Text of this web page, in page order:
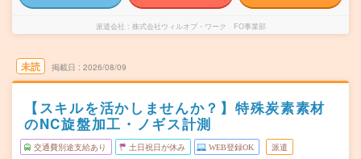
派遣会社 株式会社ウィルオブ・ワーク FO事業部
未読 掲載日 2026/08/09
【スキルを活かしませんか？】特殊炭素素材
のNC旋盤加工・ノギス計測
交通費別途支給あり 土日祝日が休み WEB登録OK 派遣